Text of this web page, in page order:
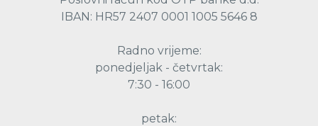
IBAN: HR57 2407 0001 1005 5646 8
Radno vrijeme:
ponedjeljak - četvrtak:
7:30 - 16:00
petak: